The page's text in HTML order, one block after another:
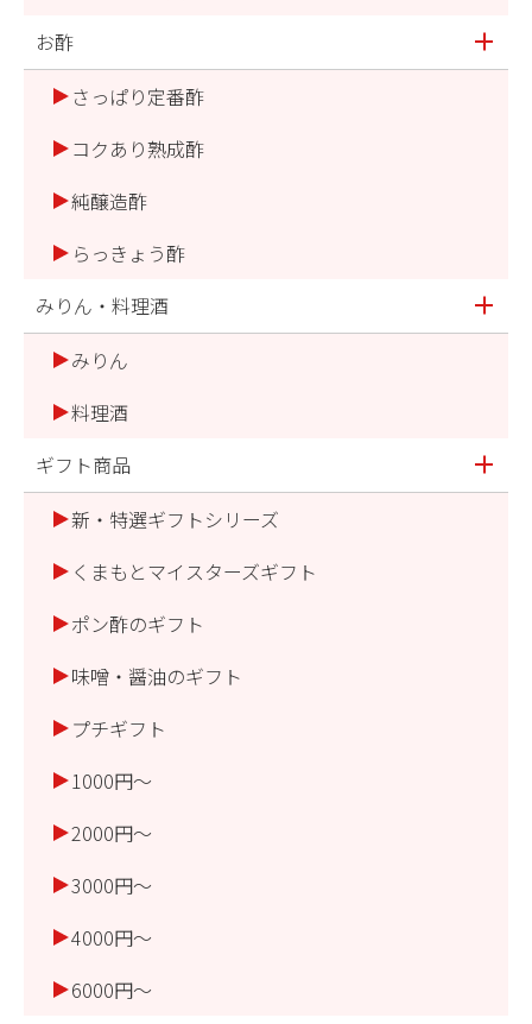
お酢
さっぱり定番酢
コクあり熟成酢
純醸造酢
らっきょう酢
みりん・料理酒
みりん
料理酒
ギフト商品
新・特選ギフトシリーズ
くまもとマイスターズギフト
ポン酢のギフト
味噌・醤油のギフト
プチギフト
1000円～
2000円～
3000円～
4000円～
6000円～